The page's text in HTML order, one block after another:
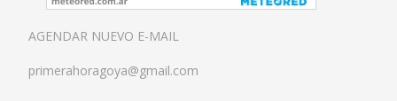
AGENDAR NUEVO E-MAIL
primerahoragoya@gmail.com